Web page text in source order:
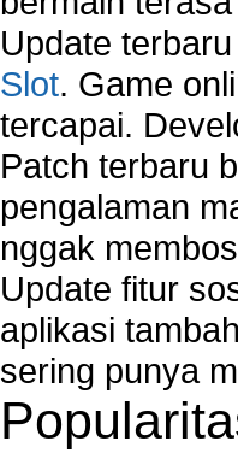
Update
Slot. Game
tercapai.
Patch terbaru
pengalaman
nggak
Update fitur
aplikasi
sering punya